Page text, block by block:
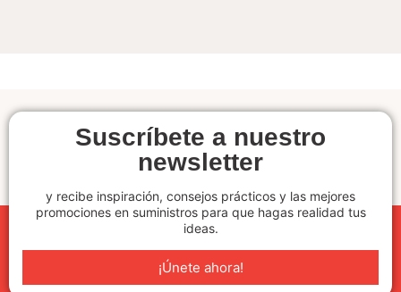
Suscríbete a nuestro
newsletter
y recibe inspiración, consejos prácticos y las mejores
promociones en suministros para que hagas realidad tus
ideas.
¡Únete ahora!